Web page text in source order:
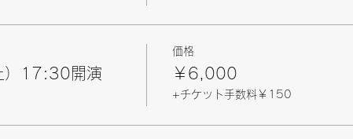
）17:30開演
価格
￥6,000
+チケット手数料￥150